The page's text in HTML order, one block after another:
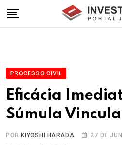
PROCESSO CIVIL
Eficácia
Súmula
POR KIYOSHI HARADA
27 DE